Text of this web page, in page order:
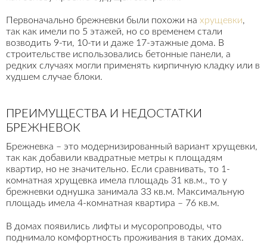
Первоначально брежневки были похожи на хрущевки,
так как имели по 5 этажей, но со временем стали
возводить 9-ти, 10-ти и даже 17-этажные дома. В
строительстве использовались бетонные панели, а
редких случаях могли применять кирпичную кладку или в
худшем случае блоки.
ПРЕИМУЩЕСТВА И НЕДОСТАТКИ
БРЕЖНЕВОК
Брежневка – это модернизированный вариант хрущевки,
так как добавили квадратные метры к площадям
квартир, но не значительно. Если сравнивать, то 1-
комнатная хрущевка имела площадь 31 кв.м., то у
брежневки однушка занимала 33 кв.м. Максимальную
площадь имела 4-комнатная квартира – 76 кв.м.
В домах появились лифты и мусоропроводы, что
поднимало комфортность проживания в таких домах.